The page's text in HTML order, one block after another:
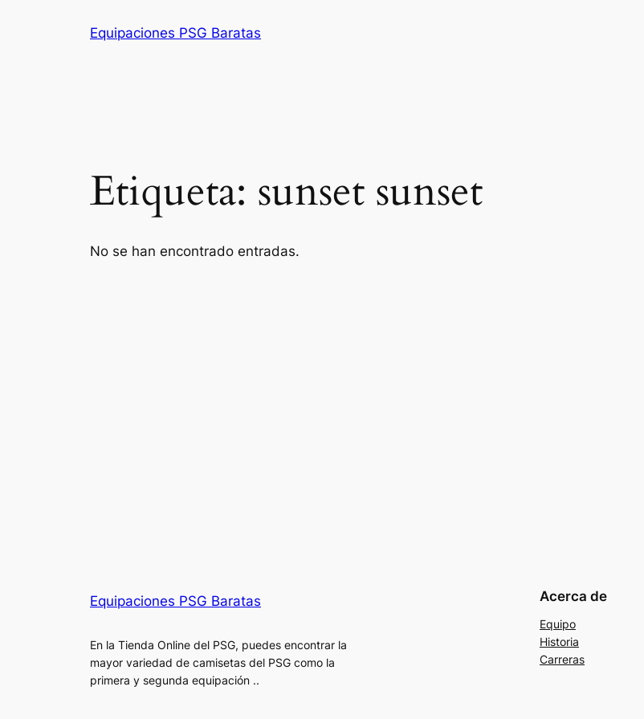
Equipaciones PSG Baratas
Etiqueta: sunset sunset
No se han encontrado entradas.
Equipaciones PSG Baratas
En la Tienda Online del PSG, puedes encontrar la
mayor variedad de camisetas del PSG como la
primera y segunda equipación ..
Acerca de
Equipo
Historia
Carreras